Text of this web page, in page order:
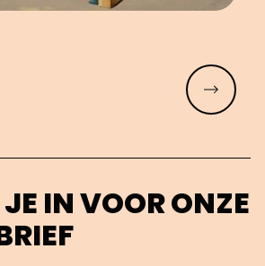
Meer
IN VOOR ONZE